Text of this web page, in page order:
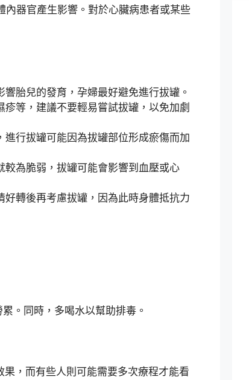
器官產生影響。對於心臟病患者或某些
胎兒的發育，孕婦最好避免進行拔罐。
等，建議不要輕易嘗試拔罐，以免加劇
行拔罐可能因為拔罐部位形成瘀傷而加
較為脆弱，拔罐可能會影響到血壓或心
轉後再考慮拔罐，因為此時身體抵抗力
。同時，多喝水以幫助排毒。
，而有些人則可能需要多次療程才能看